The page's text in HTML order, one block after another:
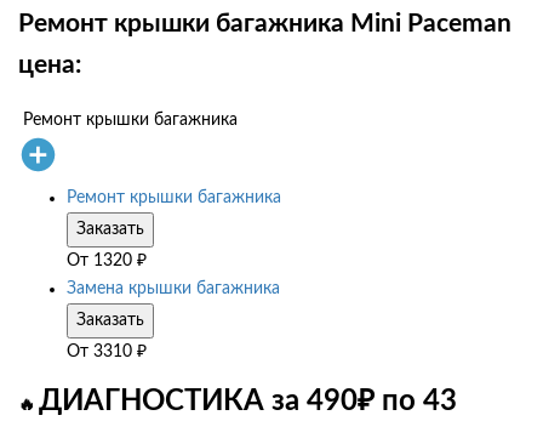
Ремонт крышки багажника Mini Paceman
цена:
Ремонт крышки багажника
Ремонт крышки багажника
Заказать
От 1320 ₽
Замена крышки багажника
Заказать
От 3310 ₽
🔥 ДИАГНОСТИКА за 490₽ по 43